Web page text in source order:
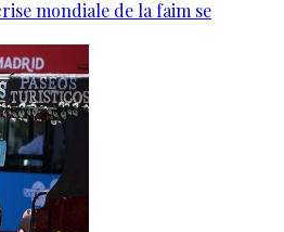
mondiale de la faim se